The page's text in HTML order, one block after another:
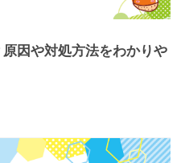
因や対処方法をわかりや